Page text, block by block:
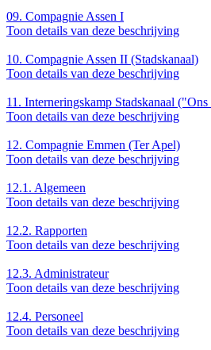
09. Compagnie Assen I
Toon details van deze beschrijving
10. Compagnie Assen II (Stadskanaal)
Toon details van deze beschrijving
11. Interneringskamp Stadskanaal
Toon details van deze beschrijving
12. Compagnie Emmen (Ter Apel)
Toon details van deze beschrijving
12.1. Algemeen
Toon details van deze beschrijving
12.2. Rapporten
Toon details van deze beschrijving
12.3. Administrateur
Toon details van deze beschrijving
12.4. Personeel
Toon details van deze beschrijving